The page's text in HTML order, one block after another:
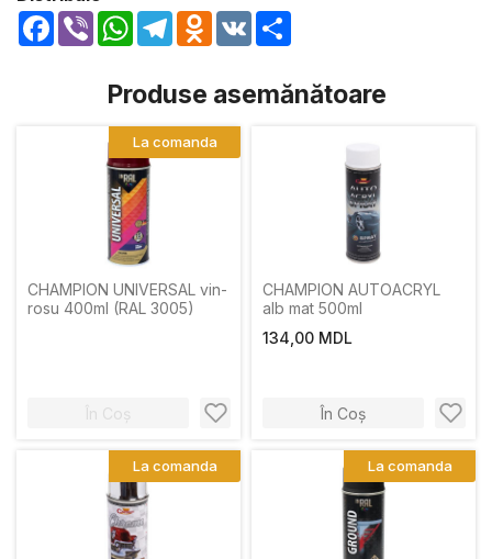
Facebook
Viber WhatsApp
TelegramOdnoklassniki
VK
Produse asemănătoare
CHAMPION UNIVERSAL vin-
rosu 400ml (RAL 3005)
În Coș
La comanda
CHAMPION AUTOACRYL
alb mat 500ml
134,00 MDL
În Coș
La comanda La comanda